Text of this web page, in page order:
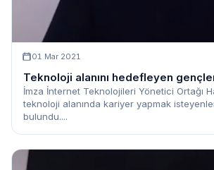
01 Mar 2021
Teknoloji alanını hedefleyen
İmza İnternet Teknolojileri Yönetici Ortağı
teknoloji alanında kariyer yapmak
bulundu....